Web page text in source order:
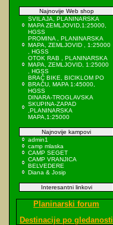
Najnovije Web shop
SVILAJA, PLANINARSKA
MAPA ZEMLJOVID,1:25000,
HGSS
PROMINA , PLANINARSKA
MAPA, ZEMLJOVID , 1:25000
, HGSS
OTOK RAB , PLANINARSKA
MAPA, ZEMLJOVID, 1:25000
, HGSS
BRAČ BIKE, BICIKLOM PO
BRAČU, MAPA 1:45000,
HGSS
DINARA-TROGLAVSKA
SKUPINA-ZAPAD
,PLANINARSKA
MAPA,1:25000
Najnovije kampovi
admin1
camp mlaska
CAMP SEGET
CAMP VRANJICA
BELVEDERE
Diana & Josip
Interesantni linkovi
Planinarski forum
Destinacije po gledanosti